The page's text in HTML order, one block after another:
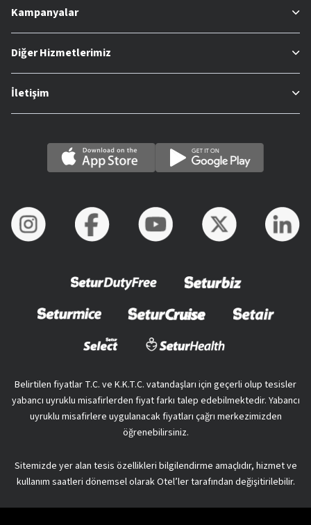
Kampanyalar
Diğer Hizmetlerimiz
İletişim
Belirtilen fiyatlar T.C. ve K.K.T.C. vatandaşları için geçerli olup tesisler
yabancı uyruklu misafirlerden fiyat farkı talep edebilmektedir. Yabancı
uyruklu misafirlere uygulanacak fiyatları çağrı merkezimizden
öğrenebilirsiniz.
Sitemizde yer alan tesis özellikleri bilgilendirme amaçlıdır, hizmet ve
kullanım saatleri dönemsel olarak Otel’ler tarafından değişitirilebilir.